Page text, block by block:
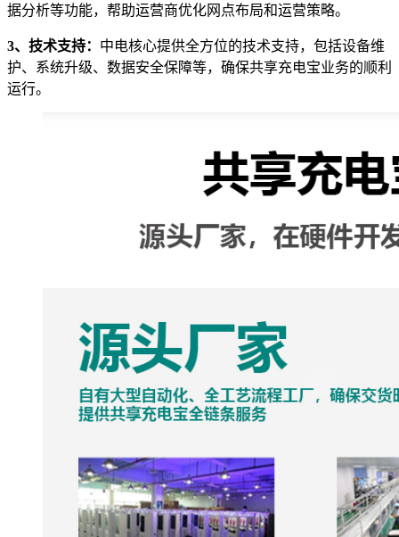
据分析等功能，帮助运营商优化网点布局和运营策略。
3、技术支持： 中电核心提供全方位的技术支持，包括设备维
护、系统升级、数据安全保障等，确保共享充电宝业务的顺利
运行。